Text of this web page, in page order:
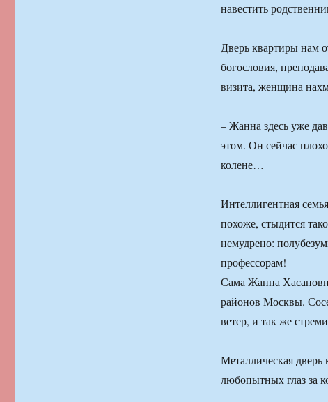
навестить
Дверь квартиры нам
богословия,
визита, женщина
– Жанна здесь уже
этом. Он сейчас
колене…
Интеллигентная
похоже, стыдится
немудрено:
профессорам!
Сама Жанна
районов Москвы.
ветер, и так же
Металлическая дверь
любопытных глаз за